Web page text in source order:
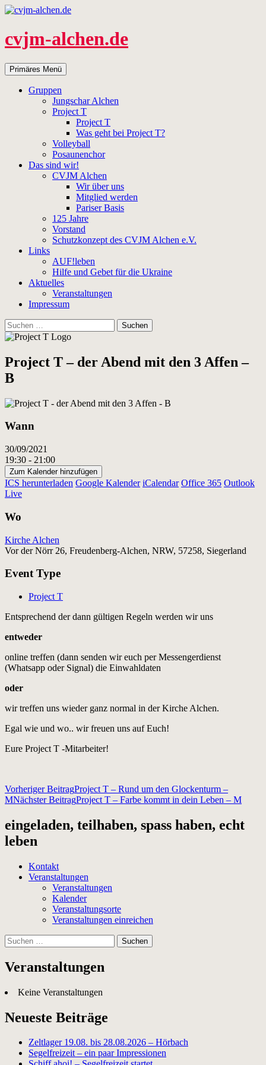
Zum
springen
cvjm-alchen.de
Suchen
Primäres Menü
Gruppen
Jungschar Alchen
Project T
Project T
Was geht bei Project T?
Volleyball
Posaunenchor
Das sind wir!
CVJM Alchen
Wir über uns
Mitglied werden
Pariser Basis
125 Jahre
Vorstand
Schutzkonzept des CVJM Alchen e.V.
Links
AUF!leben
Hilfe und Gebet für die Ukraine
Aktuelles
Veranstaltungen
Impressum
Suchen
nach:
Project T – der Abend mit den 3 Affen –
B
Wann
30/09/2021
19:30 - 21:00
Zum Kalender hinzufügen
ICS herunterladen Google Kalender iCalendar Office 365 Outlook
Live
Wo
Kirche Alchen
Vor der Nörr 26, Freudenberg-Alchen, NRW, 57258, Siegerland
Event Type
Project T
Entsprechend der dann gültigen Regeln werden wir uns
entweder
online treffen (dann senden wir euch per Messengerdienst
(Whatsapp oder Signal) die Einwahldaten
oder
wir treffen uns wieder ganz normal in der Kirche Alchen.
Egal wie und wo.. wir freuen uns auf Euch!
Eure Project T -Mitarbeiter!
Beitragsnavigation
Vorheriger BeitragProject T – Rund um den Glockenturm –
MNächster BeitragProject T – Farbe kommt in dein Leben – M
eingeladen, teilhaben, spass haben, echt
leben
Kontakt
Veranstaltungen
Veranstaltungen
Kalender
Veranstaltungsorte
Veranstaltungen einreichen
Suchen
nach:
Veranstaltungen
Keine Veranstaltungen
Neueste Beiträge
Zeltlager 19.08. bis 28.08.2026 – Hörbach
Segelfreizeit – ein paar Impressionen